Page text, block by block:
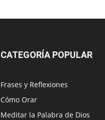
CATEGORÍA POPULAR
Frases y Reflexiones
Cómo Orar
Meditar la Palabra de Dios